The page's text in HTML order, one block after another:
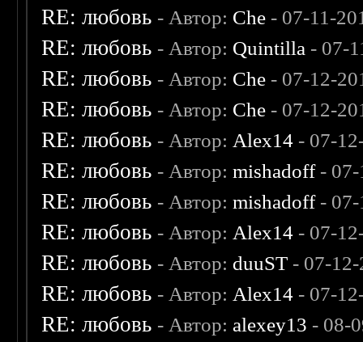
RE: любовь - Автор: Che - 07-11-
RE: любовь - Автор: Quintilla - 07-
RE: любовь - Автор: Che - 07-12-
RE: любовь - Автор: Che - 07-12-
RE: любовь - Автор: Alex14 - 07-
RE: любовь - Автор:mishadoff- 07-
RE: любовь - Автор:mishadoff- 07-
RE: любовь - Автор: Alex14 - 07-
RE: любовь - Автор: duuST - 07-
RE: любовь - Автор: Alex14 - 07-
RE: любовь - Автор: alexey13 - 08-